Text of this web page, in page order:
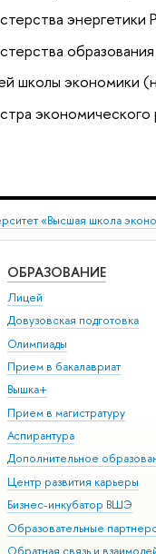
школы экономики
«Высшая школа
ОБРАЗОВАНИЕ
Лицей
Довузовская подготовка
Олимпиады
Прием в бакалавриат
Вышка+
Прием в магистратуру
Аспирантура
Дополнительное
Центр развития карьеры
Бизнес-инкубатор ВШЭ
Образовательные
Обратная связь и